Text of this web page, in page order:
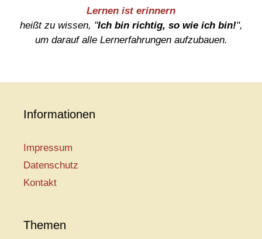
Lernen ist erinnern
heißt zu wissen, "Ich bin richtig, so wie ich bin!",
um darauf alle Lernerfahrungen aufzubauen.
Informationen
Impressum
Datenschutz
Kontakt
Themen